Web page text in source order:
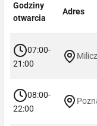
Godziny
otwarcia
Adres
07:00-
21:00
08:00-
22:00